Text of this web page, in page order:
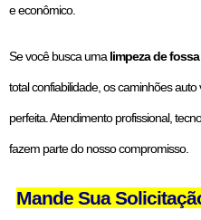
e econômico.
Se você busca umalimpeza de
total confiabilidade, os caminhões
perfeita. Atendimento profissional,
fazem parte do nosso compromisso.
Mande Sua